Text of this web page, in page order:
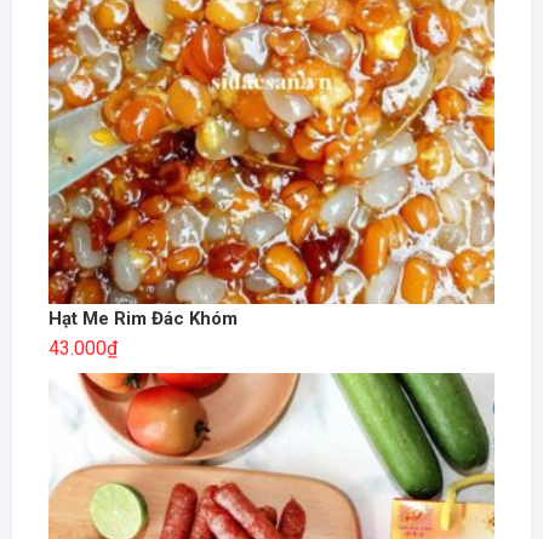
Hạt Me Rim Đác Khóm
43.000₫